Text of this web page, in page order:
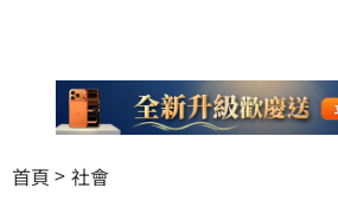
首頁 社會